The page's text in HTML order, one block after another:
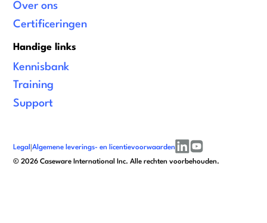
Over ons
Certificeringen
Handige links
Kennisbank
Training
Support
©2026 Caseware International Inc. Alle rechten voorbehouden.
Legal |Algemene leverings- en licentievoorwaarden
linkedinyoutube